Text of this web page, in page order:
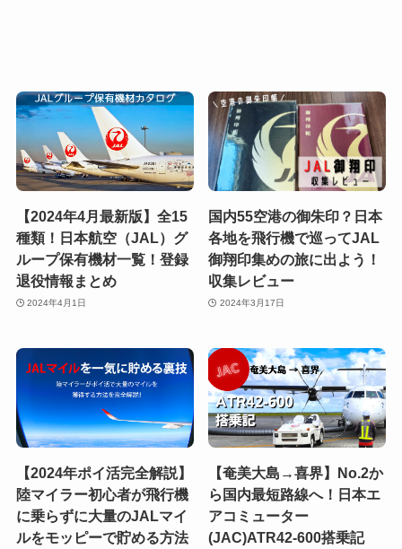
【2024年4月最新版】全15
種類！日本航空（JAL）グ
ループ保有機材一覧！登録
退役情報まとめ
2024年4月1日
国内55空港の御朱印？日本
各地を飛行機で巡ってJAL
御翔印集めの旅に出よう！
収集レビュー
2024年3月17日
【2024年ポイ活完全解説】
陸マイラー初心者が飛行機
に乗らずに大量のJALマイ
ルをモッピーで貯める方法
【奄美大島→喜界】No.2か
ら国内最短路線へ！日本エ
アコミューター
(JAC)ATR42-600搭乗記